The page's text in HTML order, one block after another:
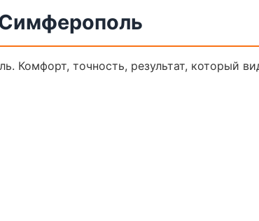
Комфорт, точность, результат, который